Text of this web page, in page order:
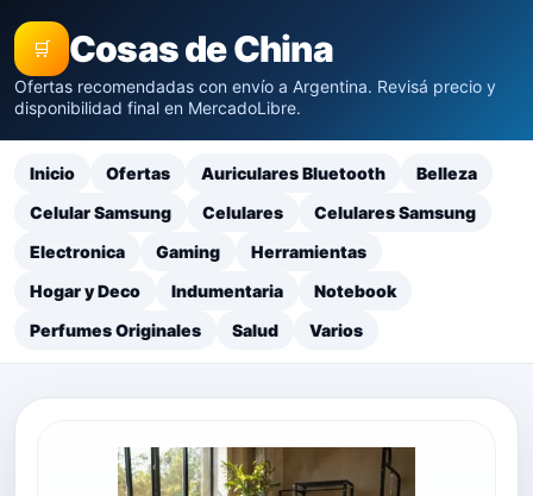
🛒 Cosas de China
Ofertas recomendadas con envío a Argentina. Revisá precio y
disponibilidad final en MercadoLibre.
Inicio Ofertas Auriculares Bluetooth
Belleza
Celular Samsung
Celulares
Celulares Samsung
Electronica
Gaming
Herramientas
Hogar y Deco
Indumentaria
Notebook
Perfumes Originales
Salud Varios